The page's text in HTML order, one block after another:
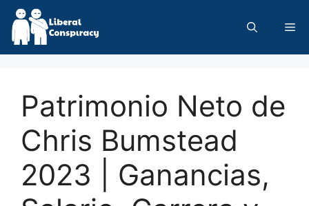
Skip
content
Patrimonio Neto de
Chris Bumstead
2023 | Ganancias,